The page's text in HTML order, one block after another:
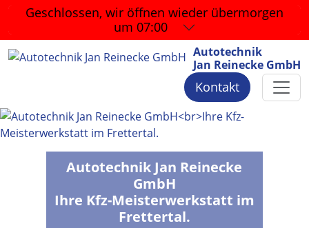
Geschlossen, wir öffnen wieder übermorgen
um 07:00
Autotechnik
Jan Reinecke GmbH
Kontakt
Autotechnik Jan Reinecke
GmbH
Ihre Kfz-Meisterwerkstatt im
Frettertal.